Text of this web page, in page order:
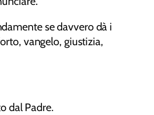
volume.
se davvero dà i
vangelo, giustizia,
dal Padre.